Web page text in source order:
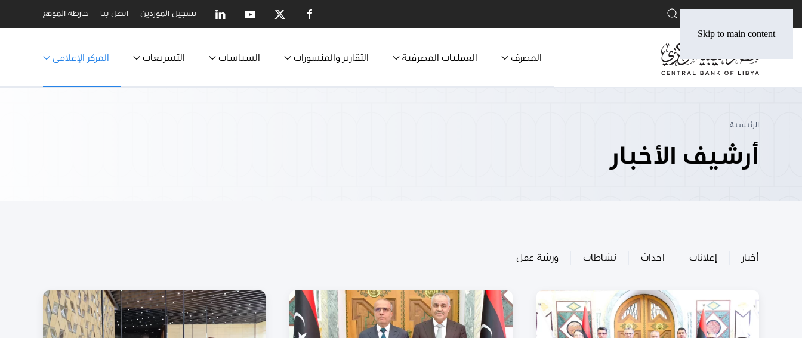
Skip to main content
تسجيل الموردين اتصل بنا خارطة الموقع
المصرف العمليات المصرفية التقارير والمنشورات السياسات التشريعات المركز الإعلامي
الرئيسية
أرشيف الأخبار
أخبار إعلانات احداث نشاطات ورشة عمل